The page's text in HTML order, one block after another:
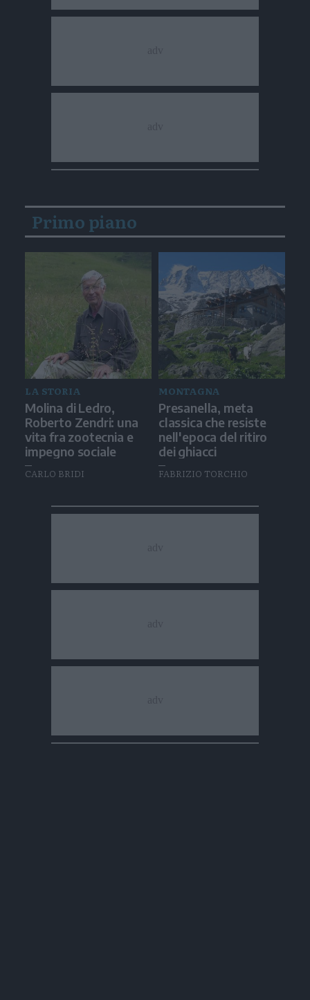
Primo piano
LA STORIA
Molina di Ledro,
Roberto Zendri: una
vita fra zootecnia e
impegno sociale
CARLO BRIDI
MONTAGNA
Presanella, meta
classica che resiste
nell'epoca del ritiro
dei ghiacci
FABRIZIO TORCHIO